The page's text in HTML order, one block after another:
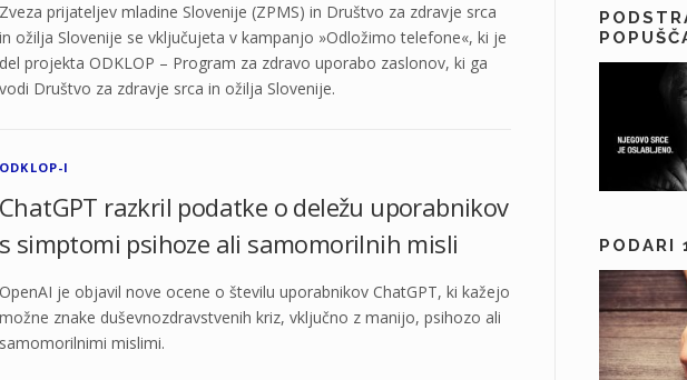
Zveza prijateljev mladine Slovenije (ZPMS) in Društvo za zdravje srca
in ožilja Slovenije se vključujeta v kampanjo »Odložimo telefone«, ki je
del projekta ODKLOP – Program za zdravo uporabo zaslonov, ki ga
vodi Društvo za zdravje srca in ožilja Slovenije.
ODKLOP-I
ChatGPT razkril podatke o deležu uporabnikov
s simptomi psihoze ali samomorilnih misli
OpenAI je objavil nove ocene o številu uporabnikov ChatGPT, ki kažejo
možne znake duševnozdravstvenih kriz, vključno z manijo, psihozo ali
samomorilnimi mislimi.
PODARI